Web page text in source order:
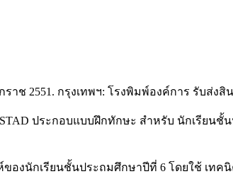
าช 2551. กรุงเทพฯ: โรงพิมพ์องค์การ รับส่ง
ประกอบแบบฝึกทักษะ สำหรับ นักเรียน
งนักเรียนชั้นประถมศึกษาปีที่ 6 โดยใช้ เทค